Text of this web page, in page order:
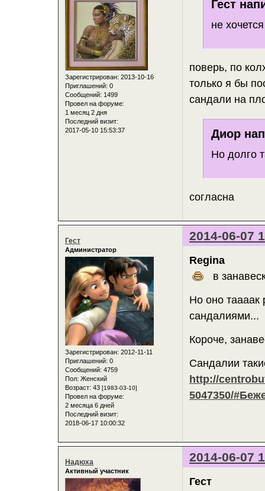
Зарегистрирован: 2013-10-16
Приглашений: 0
Сообщений: 1499
Провел на форуме:
1 месяц 2 дня
Последний визит:
2017-05-10 15:53:37
Гест
не
поверь, по
только я бы
сандали на
Диор
Но долго
согласна
2014-06-07
Гест
Администратор
Зарегистрирован: 2012-11-11
Приглашений: 0
Сообщений: 4759
Пол: Женский
Возраст: 43 [1983-03-10]
Провел на форуме:
2 месяца 6 дней
Последний визит:
2018-06-17 10:00:32
Regina
в
Но оно таааак
сандалиями...
Короче,
Сандалии
http://
5047350/
2014-06-07
Надюха
Активный участник
Гест